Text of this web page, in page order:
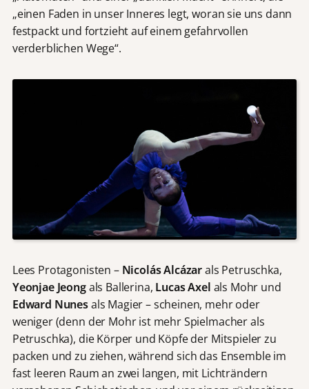
„einen Faden in unser Inneres legt, woran sie uns dann
festpackt und fortzieht auf einem gefahrvollen
verderblichen Wege“.
Lees Protagonisten – Nicolás Alcázarals Petruschka,
Yeonjae Jeongals Ballerina, Lucas Axel als Mohr und
Edward Nunesals Magier – scheinen, mehr oder
weniger (denn der Mohr ist mehr Spielmacher als
Petruschka), die Körper und Köpfe der Mitspieler zu
packen und zu ziehen, während sich das Ensemble im
fast leeren Raum an zwei langen, mit Lichträndern